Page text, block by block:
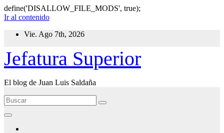
define('DISALLOW_FILE_MODS', true);
Ir al contenido
Vie. Ago 7th, 2026
Jefatura Superior
El blog de Juan Luis Saldaña